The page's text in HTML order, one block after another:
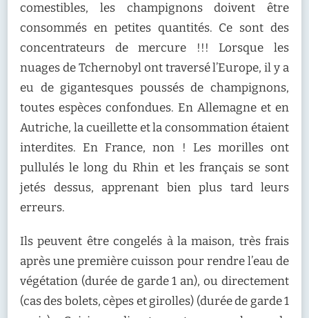
comestibles, les champignons doivent être
consommés en petites quantités. Ce sont des
concentrateurs de mercure !!! Lorsque les
nuages de Tchernobyl ont traversé l’Europe, il y a
eu de gigantesques poussés de champignons,
toutes espèces confondues. En Allemagne et en
Autriche, la cueillette et la consommation étaient
interdites. En France, non ! Les morilles ont
pullulés le long du Rhin et les français se sont
jetés dessus, apprenant bien plus tard leurs
erreurs.
Ils peuvent être congelés à la maison, très frais
après une première cuisson pour rendre l’eau de
végétation (durée de garde 1 an), ou directement
(cas des bolets, cèpes et girolles) (durée de garde 1